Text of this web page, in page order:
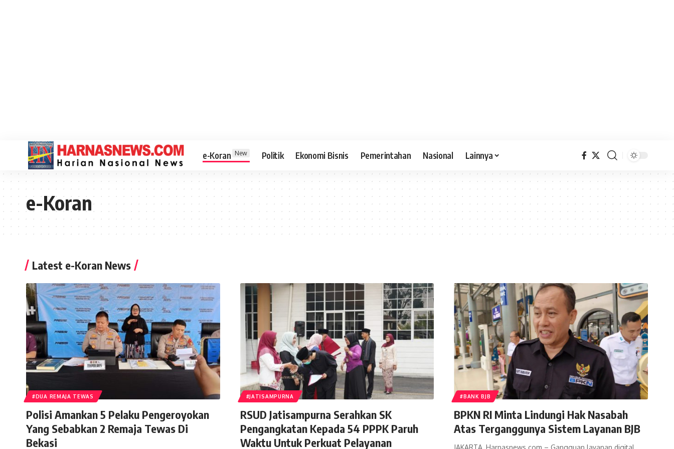
e-Koran New Politik Ekonomi Bisnis Pemerintahan Nasional Lainnya
e-Koran
Latest e-Koran News
#DUA REMAJA TEWAS
Polisi Amankan 5 Pelaku Pengeroyokan
Yang Sebabkan 2 Remaja Tewas Di
Bekasi
#JATISAMPURNA
RSUD Jatisampurna Serahkan SK
Pengangkatan Kepada 54 PPPK Paruh
Waktu Untuk Perkuat Pelayanan
#BANK BJB
BPKN RI Minta Lindungi Hak Nasabah
Atas Terganggunya Sistem Layanan BJB
JAKARTA, Harnasnews.com – Gangguan layanan digital